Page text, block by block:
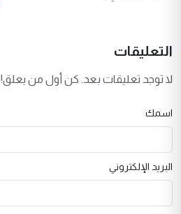
التعليقات
لا توجد تعليقات بعد. كن أول من يعلق!
اسمك
البريد الإلكتروني